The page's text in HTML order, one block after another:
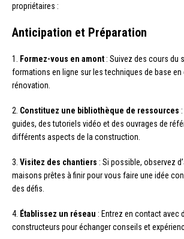
propriétaires :
Anticipation et Préparation
1. Formez-vous en amont : Suivez des cours du
formations en ligne sur les techniques de base
rénovation.
2. Constituez une bibliothèque de ressources
guides, des tutoriels vidéo et des ouvrages de
différents aspects de la construction.
3. Visitez des chantiers : Si possible, observez
maisons prêtes à finir pour vous faire une idée
des défis.
4. Établissez un réseau : Entrez en contact avec
constructeurs pour échanger conseils et